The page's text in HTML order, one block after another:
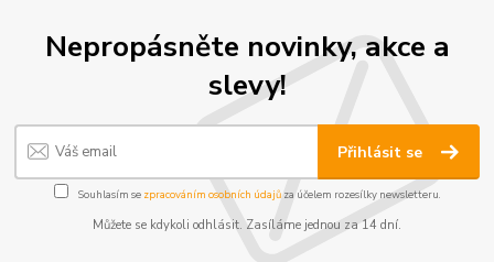
Nepropásněte novinky, akce a
slevy!
Přihlásit se
Souhlasím se zpracováním osobních údajůza účelem rozesílky newsletteru.
Můžete se kdykoli odhlásit. Zasíláme jednou za 14 dní.